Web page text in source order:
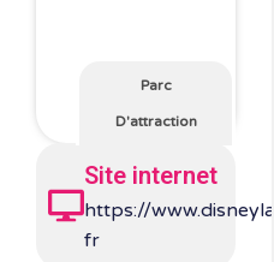
Parc
D'attraction
Site internet
https://
fr